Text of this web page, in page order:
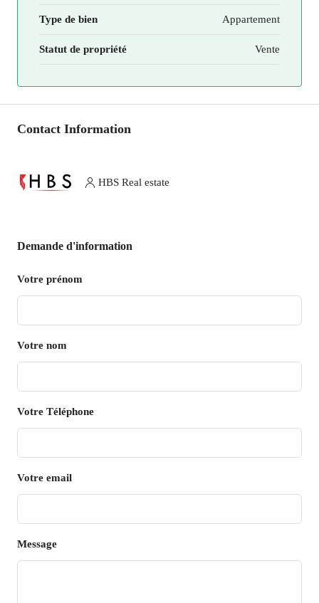
Type de bien Appartement
Statut de propriété Vente
Contact Information
HBS Real estate
Demande d'information
Votre prénom
Votre nom
Votre Téléphone
Votre email
Message